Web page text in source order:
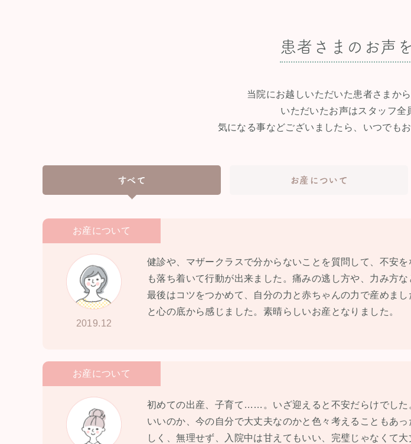
患者さまのお声
当院にお越しいただいた患者さまか
いただいたお声はスタッフ全
気になる事などございましたら、いつでも
すべて お産について
お産について
2019.12
健診や、マザークラスで分からないことを質問して、不安
も落ち着いて行動が出来ました。痛みの逃し方や、力み方
最後はコツをつかめて、自分の力と赤ちゃんの力で産めま
と心の底から感じました。素晴らしいお産となりました。
お産について
初めての出産、子育て……。いざ迎えると不安だらけでした
いいのか、今の自分で大丈夫なのかと色々考えることもあ
しく、無理せず、入院中は甘えてもいい、完璧じゃなくて